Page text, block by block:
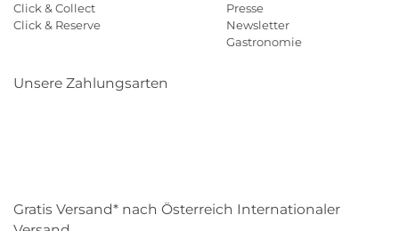
Click & Collect
Click & Reserve
Presse
Newsletter
Gastronomie
Unsere Zahlungsarten
Gratis Versand* nach Österreich Internationaler